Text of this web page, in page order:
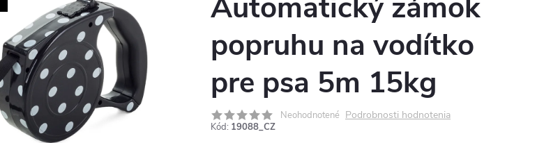
Automatický zámok
popruhu na vodítko
pre psa 5m 15kg
Neohodnotené Podrobnosti hodnotenia
Kód: 19088_CZ